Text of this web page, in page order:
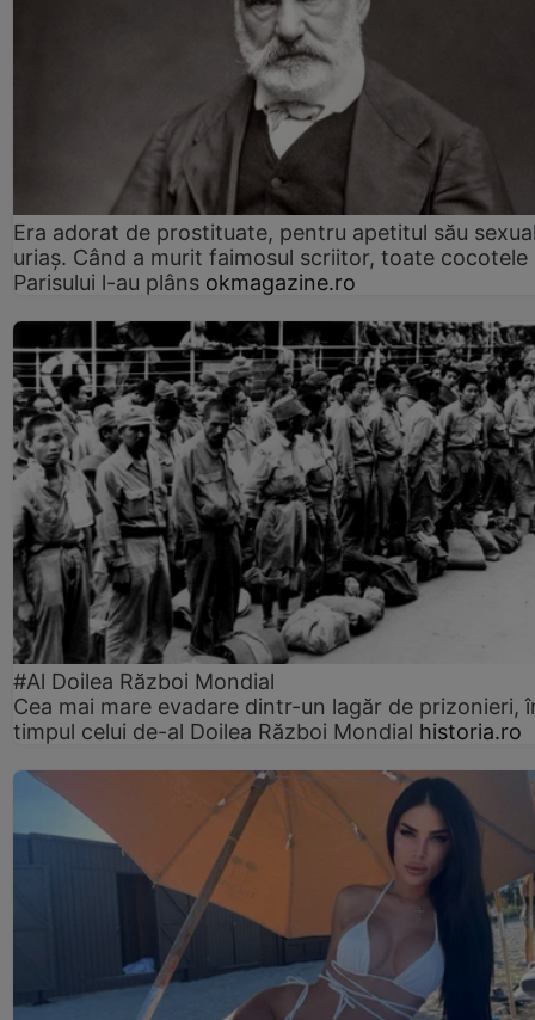
Era adorat de prostituate, pentru apetitul său
uriaș. Când a murit faimosul scriitor, toate cocotele
Parisului l-au plâns okmagazine.ro
#Al Doilea Război Mondial
Cea mai mare evadare dintr-un lagăr de prizonieri,
timpul celui de-al Doilea Război Mondial historia.ro